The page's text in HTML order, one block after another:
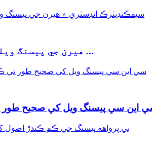
هيرن جي پيسنگ ويلز جي درخواست ۾ ...
اين سي پيسنگ ويل کي صحيح طور